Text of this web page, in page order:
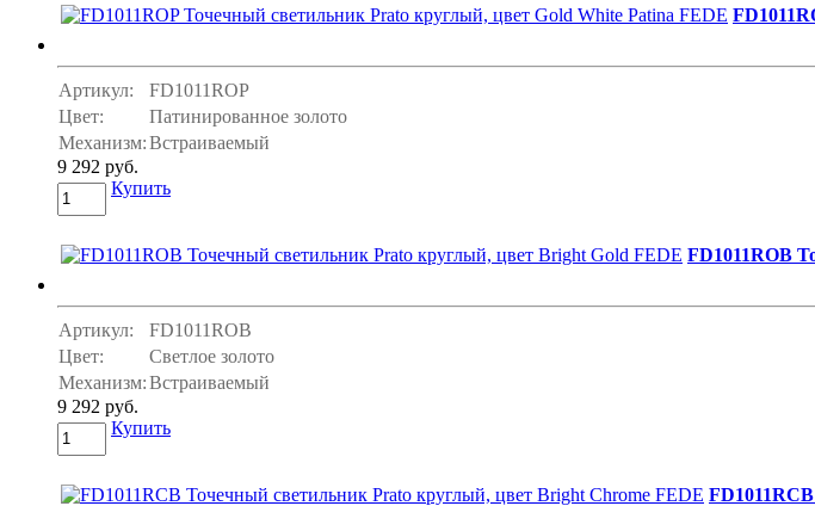
Артикул:
FD1011ROP
Цвет:
Патинированное золото
Механизм:Встраиваемый
9 292 руб.
Купить
FD1011ROB
Артикул:
FD1011ROB
Цвет:
Светлое золото
Механизм:Встраиваемый
9 292 руб.
Купить